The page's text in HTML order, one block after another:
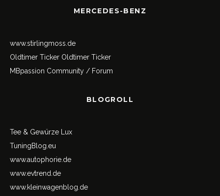
MERCEDES-BENZ
www.stirlingmoss.de
Oldtimer Ticker Oldtimer Ticker
MBpassion Community / Forum
BLOGROLL
Tee & Gewürze Lux
TuningBlog.eu
www.autophorie.de
www.evtrend.de
www.kleinwagenblog.de